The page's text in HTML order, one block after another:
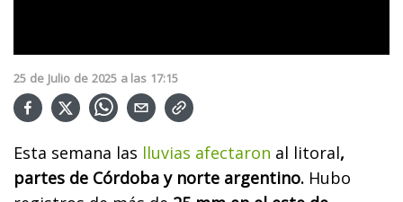
25 de Julio de 2025 a las 17:15
Esta semana las lluvias afectaron al litoral,
partes de Córdoba y norte argentino. Hubo